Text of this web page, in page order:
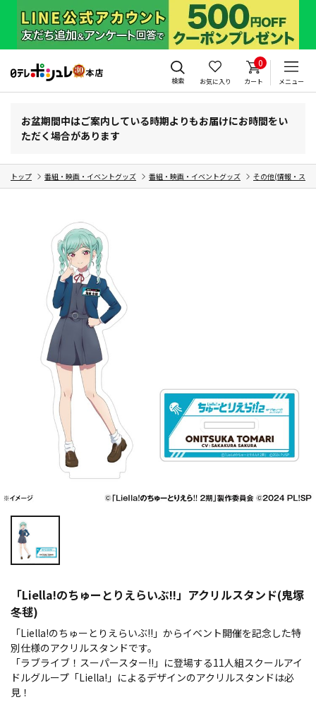
検索 お気に入り
0
カート メニュー
お盆期間中はご案内している時期よりもお届けにお時間をい
ただく場合があります
トップ 番組・映画・イベントグッズ 番組・映画・イベントグッズ その他(情報・スポ
「Liella!のちゅーとりえらいぶ!!」アクリルスタンド(鬼塚
冬毬)
「Liella!のちゅーとりえらいぶ!!」からイベント開催を記念した特
別仕様のアクリルスタンドです。
「ラブライブ！スーパースター!!」に登場する11人組スクールアイ
ドルグループ「Liella!」によるデザインのアクリルスタンドは必
見！